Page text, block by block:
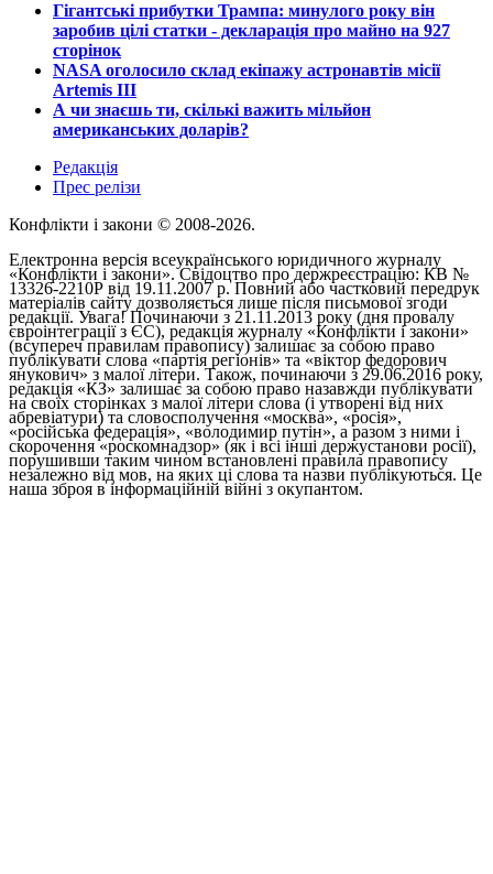
​Гігантські прибутки Трампа: минулого року він
заробив цілі статки - декларація про майно на 927
сторінок
​NASA оголосило склад екіпажу астронавтів місії
Artemis III
​А чи знаєшь ти, скількі важить мільйон
американських доларів?
Редакція
Прес релізи
Конфлікти і закони © 2008-2026.
Електронна версія всеукраїнського юридичного журналу
«Конфлікти і закони». Свідоцтво про держреєстрацію: КВ №
13326-2210Р від 19.11.2007 р. Повний або частковий передрук
матеріалів сайту дозволяється лише після письмової згоди
редакції. Увага! Починаючи з 21.11.2013 року (дня провалу
євроінтеграції з ЄС), редакція журналу «Конфлікти і закони»
(всупереч правилам правопису) залишає за собою право
публікувати слова «партія регіонів» та «віктор федорович
янукович» з малої літери. Також, починаючи з 29.06.2016 року,
редакція «КЗ» залишає за собою право назавжди публікувати
на своїх сторінках з малої літери слова (і утворені від них
абревіатури) та словосполучення «москва», «росія»,
«російська федерація», «володимир путін», а разом з ними і
скорочення «роскомнадзор» (як і всі інші держустанови росії),
порушивши таким чином встановлені правила правопису
незалежно від мов, на яких ці слова та назви публікуються. Це
наша зброя в інформаційній війні з окупантом.